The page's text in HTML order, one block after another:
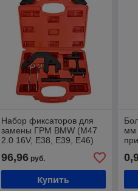
Набор фиксаторов для
замены ГРМ BMW (M47
2.0 16V, E38, E39, E46)
25.1.249SK
96,96руб.
Купить
мм